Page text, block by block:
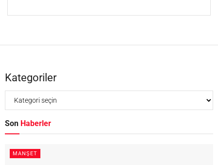
Kategoriler
Son Haberler
MANŞET